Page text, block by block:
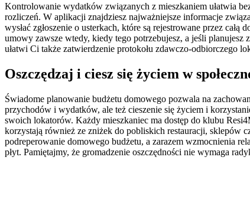
Kontrolowanie wydatków związanych z mieszkaniem ułatwia
rozliczeń. W aplikacji znajdziesz najważniejsze informacje
wysłać zgłoszenie o usterkach, które są rejestrowane przez
umowy zawsze wtedy, kiedy tego potrzebujesz, a jeśli
ułatwi Ci także zatwierdzenie protokołu zdawczo-odbiorczego
Oszczędzaj i ciesz się życiem w
Świadome planowanie budżetu domowego pozwala na
przychodów i wydatków, ale też cieszenie się życiem i
swoich lokatorów. Każdy mieszkaniec ma dostęp do klubu
korzystają również ze zniżek do pobliskich restauracji, sklepów
podreperowanie domowego budżetu, a zarazem wzmocnienia
płyt. Pamiętajmy, że gromadzenie oszczędności nie wymaga